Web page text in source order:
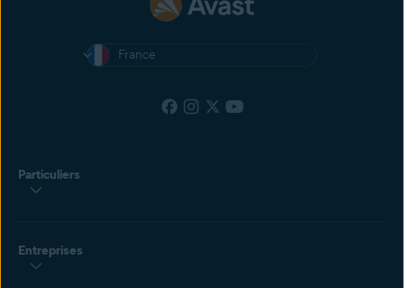
France
Particuliers
Entreprises